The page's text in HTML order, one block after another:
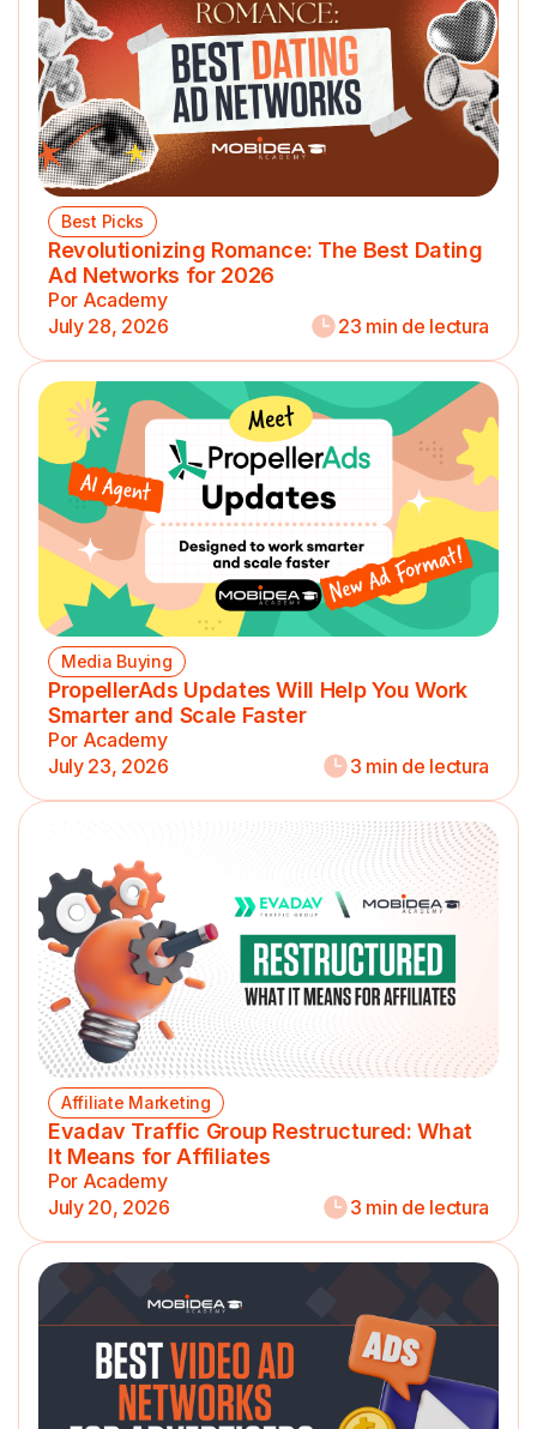
Best Picks
Revolutionizing Romance: The Best Dating
Ad Networks for 2026
Por Academy
July 28, 2026
23 min de lectura
Media Buying
PropellerAds Updates Will Help You Work
Smarter and Scale Faster
Por Academy
July 23, 2026
3 min de lectura
Affiliate Marketing
Evadav Traffic Group Restructured: What
It Means for Affiliates
Por Academy
July 20, 2026
3 min de lectura